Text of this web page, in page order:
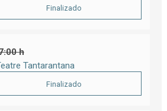
Finalizado
h
Tantarantana
Finalizado